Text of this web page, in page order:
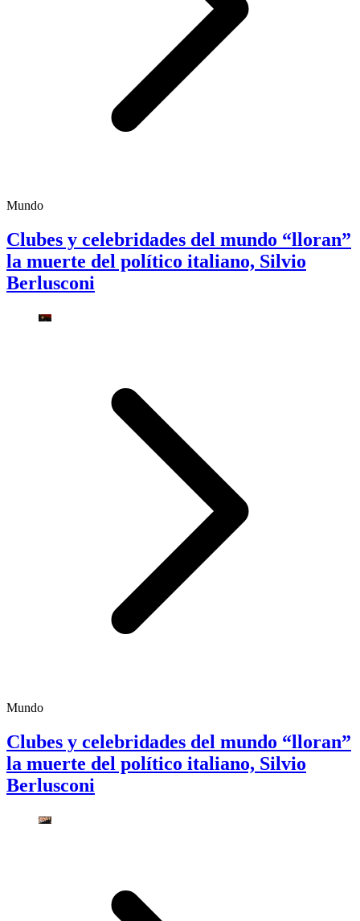
Mundo
Clubes y celebridades del mundo “lloran”
la muerte del político italiano, Silvio
Berlusconi
Mundo
Clubes y celebridades del mundo “lloran”
la muerte del político italiano, Silvio
Berlusconi